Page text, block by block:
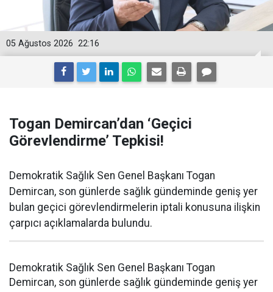
22:16
05 Ağustos 2026
Togan Demircan’dan ‘Geçici
Görevlendirme’ Tepkisi!
Demokratik Sağlık Sen Genel Başkanı Togan
Demircan, son günlerde sağlık gündeminde geniş yer
bulan geçici görevlendirmelerin iptali konusuna ilişkin
çarpıcı açıklamalarda bulundu.
Demokratik Sağlık Sen Genel Başkanı Togan
Demircan, son günlerde sağlık gündeminde geniş yer